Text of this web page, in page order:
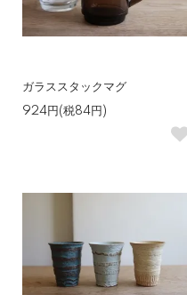
ガラススタックマグ
924円(税84円)